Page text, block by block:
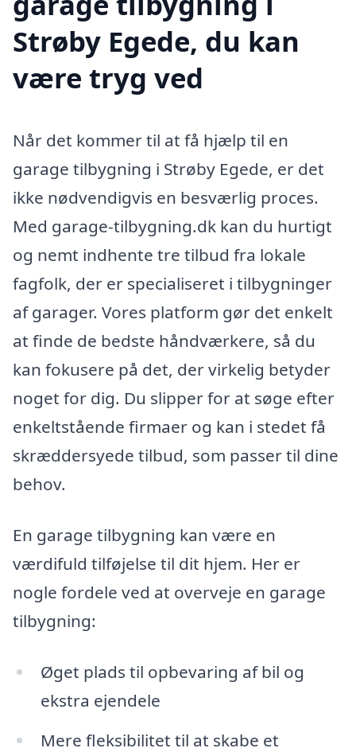
Strøby Egede, du kan
være tryg ved
Når det kommer til at få hjælp til en
garage tilbygning i Strøby Egede, er det
ikke nødvendigvis en besværlig proces.
Med garage-tilbygning.dk kan du hurtigt
og nemt indhente tre tilbud fra lokale
fagfolk, der er specialiseret i tilbygninger
af garager. Vores platform gør det enkelt
at finde de bedste håndværkere, så du
kan fokusere på det, der virkelig betyder
noget for dig. Du slipper for at søge efter
enkeltstående firmaer og kan i stedet få
skræddersyede tilbud, som passer til dine
behov.
En garage tilbygning kan være en
værdifuld tilføjelse til dit hjem. Her er
nogle fordele ved at overveje en garage
tilbygning:
Øget plads til opbevaring af bil og
ekstra ejendele
Mere fleksibilitet til at skabe et